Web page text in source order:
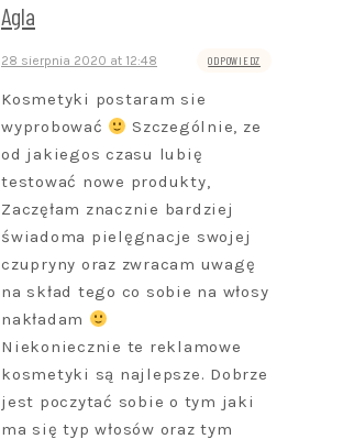
Agla
28 sierpnia 2020 at 12:48 ODPOWIEDZ
Kosmetyki postaram sie
wyprobować
Szczególnie, ze
od jakiegos czasu lubię
testować nowe produkty,
Zaczęłam znacznie bardziej
świadoma pielęgnacje swojej
czupryny oraz zwracam uwagę
na skład tego co sobie na włosy
nakładam
Niekoniecznie te reklamowe
kosmetyki są najlepsze. Dobrze
jest poczytać sobie o tym jaki
ma się typ włosów oraz tym